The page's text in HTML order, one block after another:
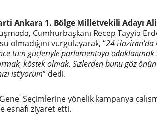
Ankara 1. Bölge Milletvekili Adayı
Cumhurbaşkanı Recep Tayyip
olmadığını vurgulayarak, “24 Haziran’da
tüm güçleriyle parlamentoya
köstek olmak. Sizlerden bunu göz
istiyorum” dedi.
Seçimlerine yönelik kampanya
esnafı ziyaret etti.